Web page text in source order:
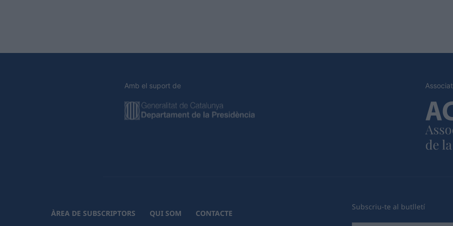
Amb el suport de
ÀREA DE SUBSCRIPTORS QUI SOM CONTACTE
Subscriu-te al butlletí